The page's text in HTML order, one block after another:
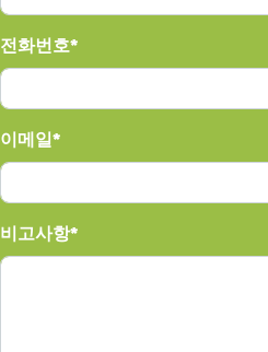
전화번호
이메일
비고사항